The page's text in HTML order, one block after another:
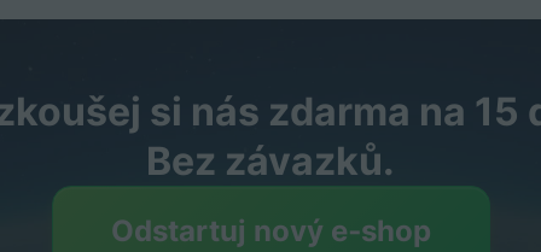
si nás zdarma na 15
Bez závazků.
Odstartuj nový e‑shop